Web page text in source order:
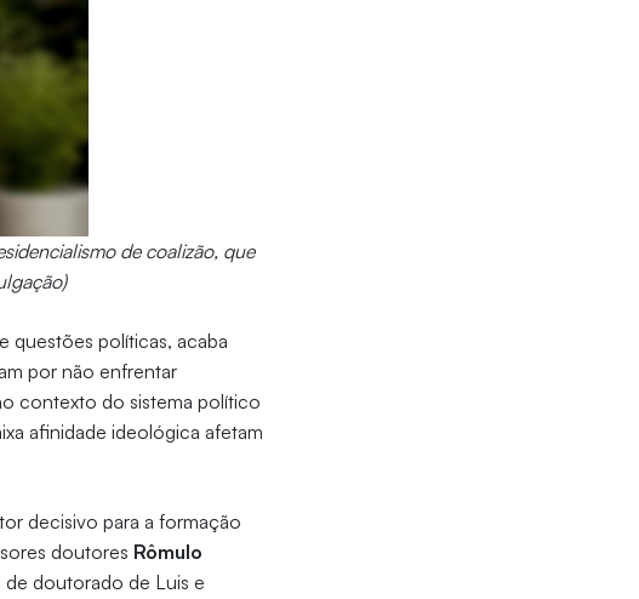
de coalizão, que
questões políticas, acaba
por não enfrentar
contexto do sistema político
afinidade ideológica afetam
decisivo para a formação
doutores Rômulo
doutorado de Luis e